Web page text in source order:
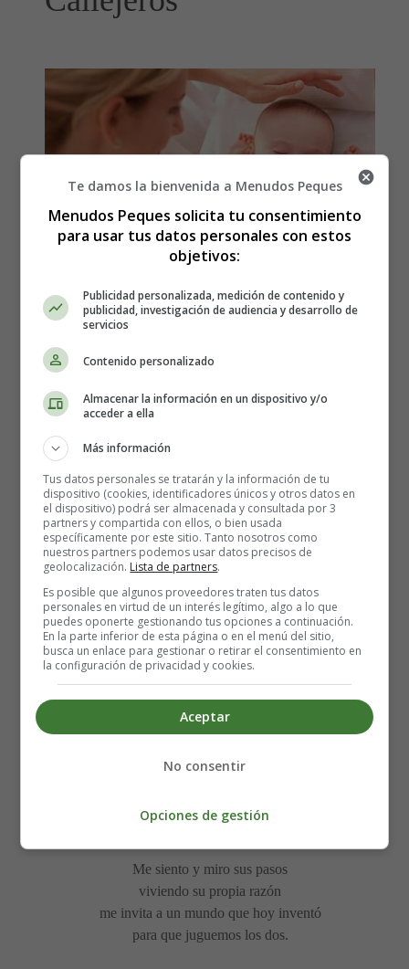
Letra y Vídeo de la
canción, Canción de cuna
para Julieta de Callejeros con
vídeo
Para todas la mujeres que van a ser o
han sido madres - Canciones para
embarazadas y sus bebes
Y ahora se duerme,
su sueño empieza a crecer
no sabe lo que es mañana
solo aprende lo de hoy
brilla tu alma cuando nació.
el sol todo iluminó
llorando nos muestra el hambre con su expresión
así la vida quizás nos pide perdón.
en sus ojos, en mis ojos, en su amor.
Me siento y miro sus pasos
viviendo su propia razón
me invita a un mundo que hoy inventó
para que juguemos los dos.
Te damos la bienvenida a Menudos Peques
Menudos Peques solicita tu consentimiento
para usar tus datos personales con estos
objetivos:
Publicidad personalizada, medición de contenido y
publicidad, investigación de audiencia y desarrollo de
servicios
Contenido personalizado
Almacenar la información en un dispositivo y/o
acceder a ella
Más información
Tus datos personales se tratarán y la información de tu
dispositivo (cookies, identificadores únicos y otros datos en
el dispositivo) podrá ser almacenada y consultada por 3
partners y compartida con ellos, o bien usada
específicamente por este sitio. Tanto nosotros como
nuestros partners podemos usar datos precisos de
geolocalización. Lista de partners.
Es posible que algunos proveedores traten tus datos
personales en virtud de un interés legítimo, algo a lo que
puedes oponerte gestionando tus opciones a continuación.
En la parte inferior de esta página o en el menú del sitio,
busca un enlace para gestionar o retirar el consentimiento en
la configuración de privacidad y cookies.
Aceptar
No consentir
Opciones de gestión